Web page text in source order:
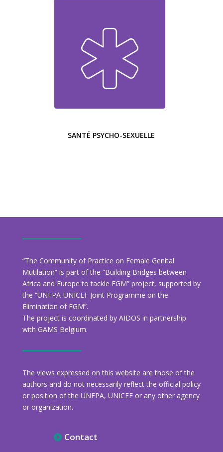
SANTÉ PSYCHO-SEXUELLE
“The Community of Practice on Female Genital
Mutilation” is part of the “Building Bridges between
Africa and Europe to tackle FGM” project, supported by
the “UNFPA-UNICEF Joint Programme on the
Elimination of FGM”.
The project is coordinated by AIDOS in partnership
with GAMS Belgium.
The views expressed on this website are those of the
authors and do not necessarily reflect the official policy
or position of the UNFPA, UNICEF or any other agency
or organization.
Contact